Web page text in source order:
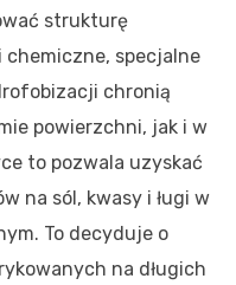
strukturę
chemiczne, specjalne
chronią
powierzchni, jak i w
to pozwala uzyskać
na sól, kwasy i ługi w
To decyduje o
na długich